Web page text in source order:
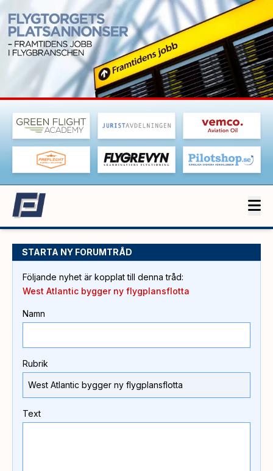
STARTA NY FORUMTRÅD
Följande nyhet är kopplat till denna tråd:
West Atlantic bygger ny flygplansflotta
Namn
Rubrik
Text